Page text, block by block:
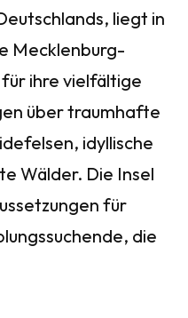
liegt in
Mecklenburg-
ihre vielfältige
über traumhafte
idyllische
Wälder. Die Insel
für
die